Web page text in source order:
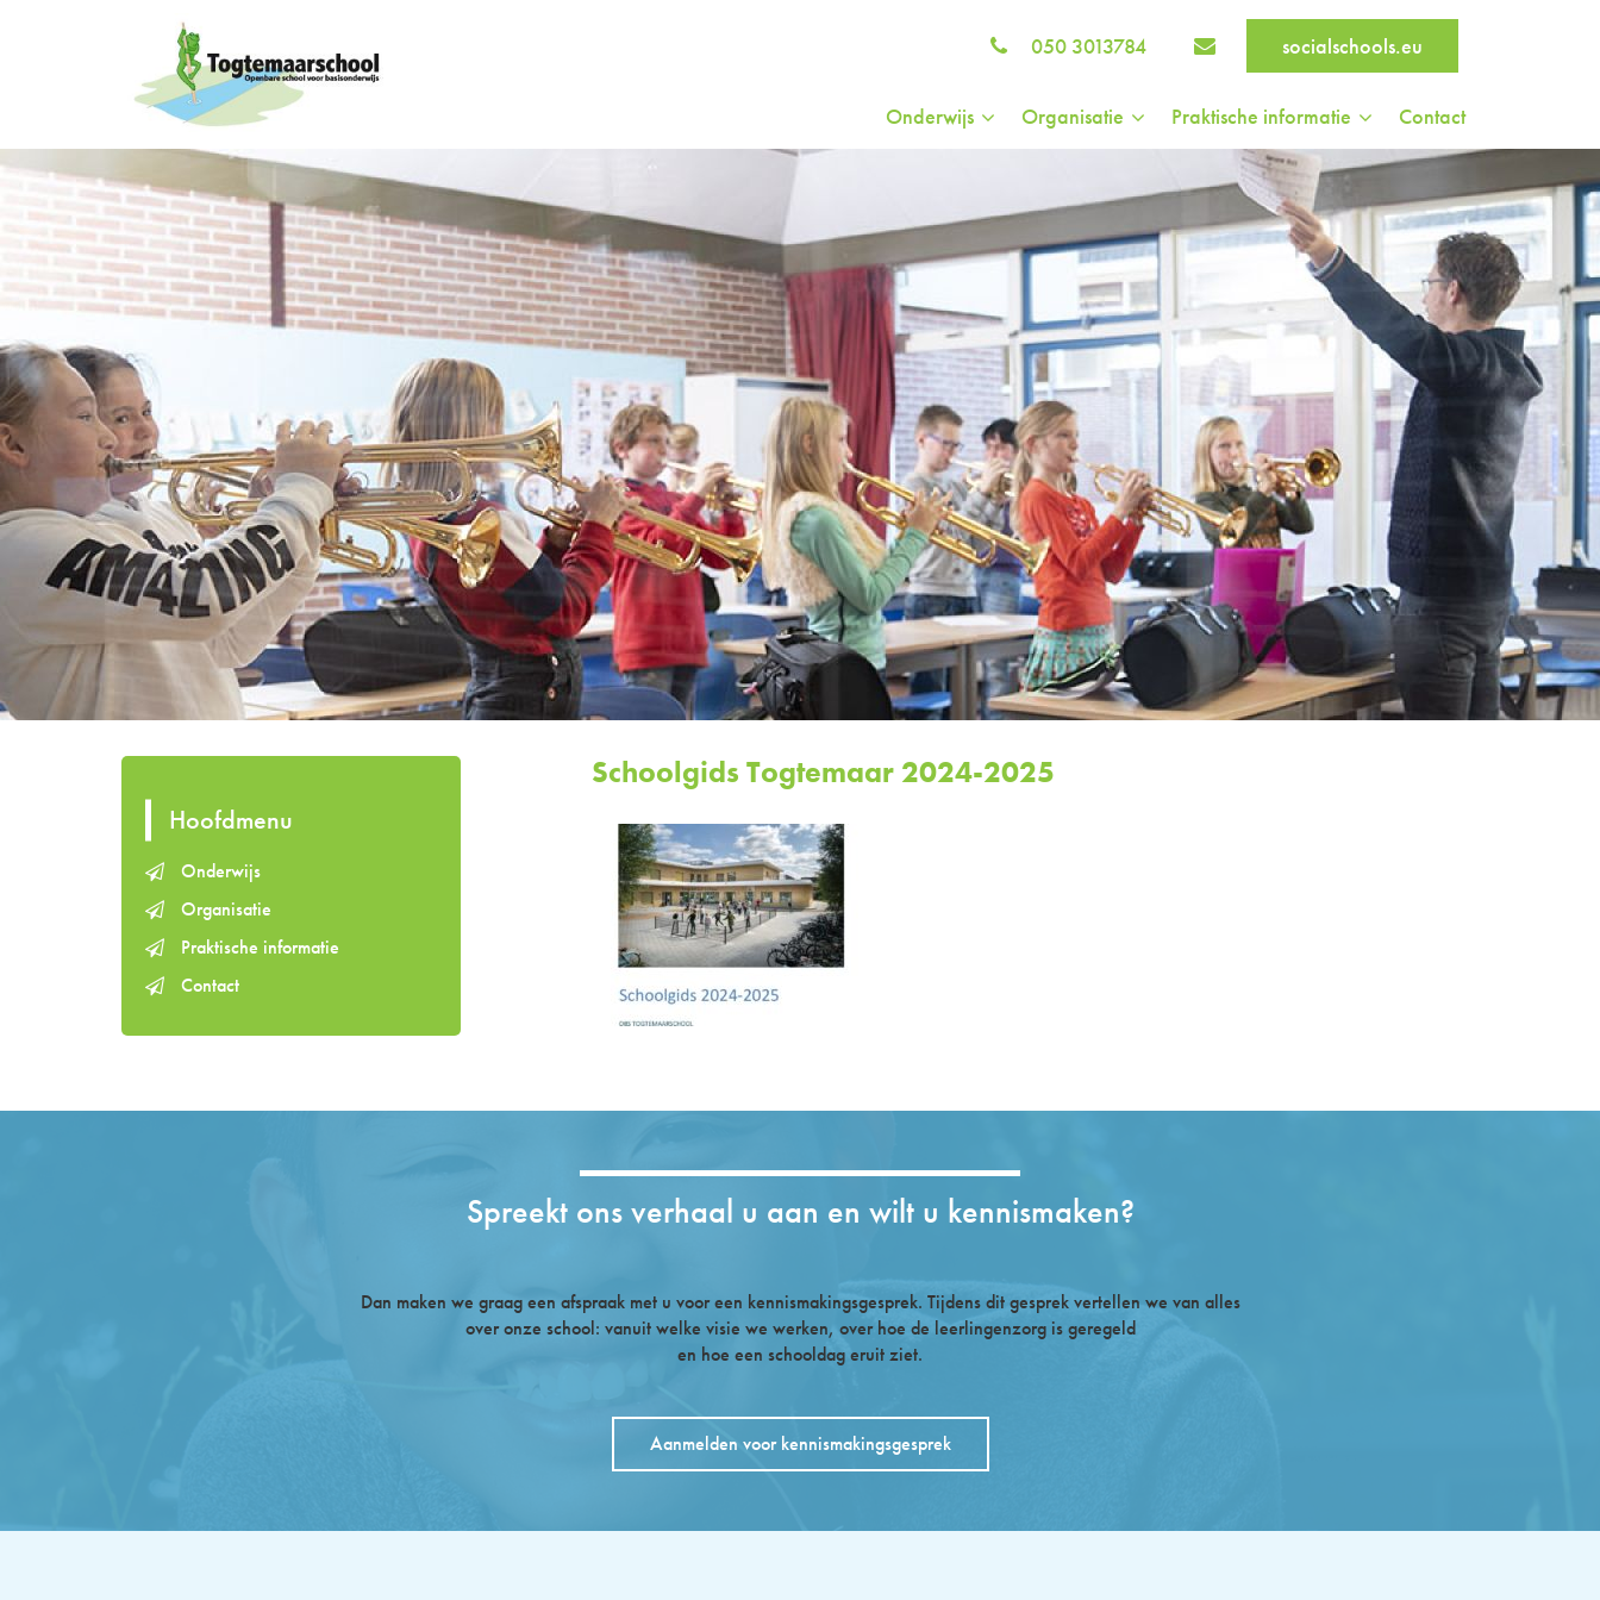
050 3013784 socialschools.eu
Onderwijs Organisatie Praktische informatie Contact
Hoofdmenu
Onderwijs
Organisatie
Praktische informatie
Contact
Schoolgids Togtemaar 2024-2025
Spreekt ons verhaal u aan en wilt u kennismaken?
Dan maken we graag een afspraak met u voor een kennismakingsgesprek. Tijdens dit gesprek vertellen we van alles
over onze school: vanuit welke visie we werken, over hoe de leerlingenzorg is geregeld
en hoe een schooldag eruit ziet.
Aanmelden voor kennismakingsgesprek